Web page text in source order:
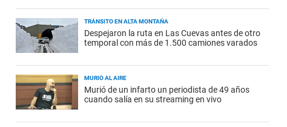
TRÁNSITO EN ALTA MONTAÑA
Despejaron la ruta en Las Cuevas antes de otro
temporal con más de 1.500 camiones varados
MURIÓ AL AIRE
Murió de un infarto un periodista de 49 años
cuando salía en su streaming en vivo